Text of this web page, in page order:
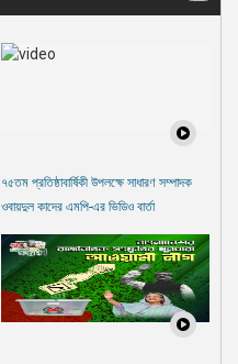
৭৫তম প্রতিষ্ঠাবার্ষিকী উপলক্ষে সাধারণ সম্পাদক
ওবায়দুল কাদের এমপি-এর ভিডিও বার্তা